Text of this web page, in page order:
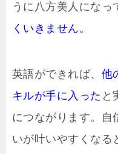
うに八方美人になっ
くいきません。
英語ができれば、 他
キルが手に入った と
につながります。自
いが叶いやすくなる